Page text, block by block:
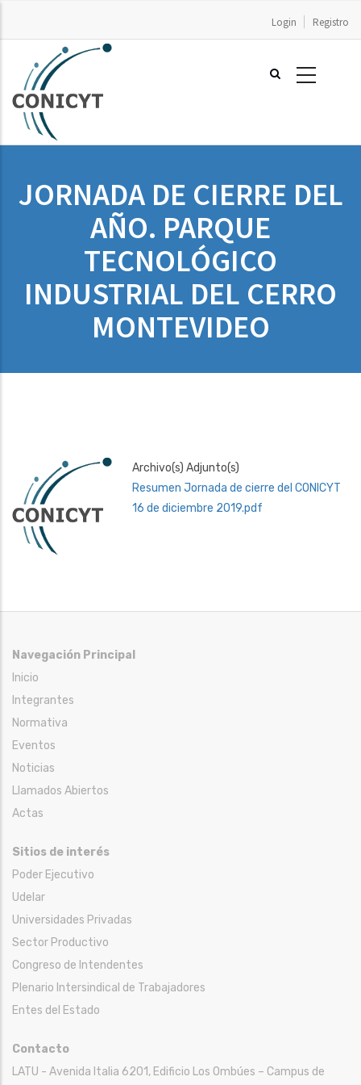
principal
Login Registro
JORNADA DE CIERRE DEL
AÑO. PARQUE
TECNOLÓGICO
INDUSTRIAL DEL CERRO
MONTEVIDEO
Archivo(s) Adjunto(s)
Resumen Jornada de cierre del CONICYT
16 de diciembre 2019.pdf
Navegación Principal
Inicio
Integrantes
Normativa
Eventos
Noticias
Llamados Abiertos
Actas
Sitios de interés
Poder Ejecutivo
Udelar
Universidades Privadas
Sector Productivo
Congreso de Intendentes
Plenario Intersindical de Trabajadores
Entes del Estado
Contacto
LATU - Avenida Italia 6201, Edificio Los Ombúes – Campus de